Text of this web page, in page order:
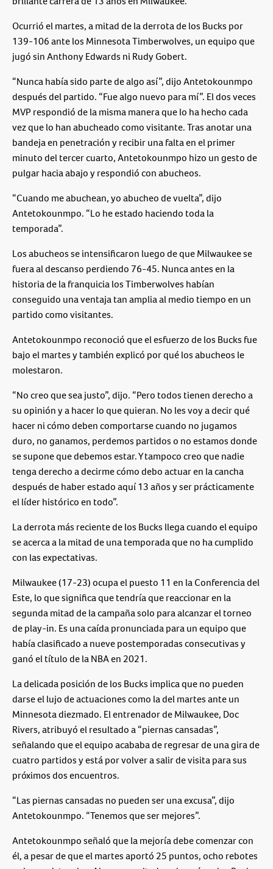
Ocurrió el martes, a mitad de la derrota de los Bucks por
139-106 ante los Minnesota Timberwolves, un equipo que
jugó sin Anthony Edwards ni Rudy Gobert.
“Nunca había sido parte de algo así”, dijo Antetokounmpo
después del partido. “Fue algo nuevo para mí”. El dos veces
MVP respondió de la misma manera que lo ha hecho cada
vez que lo han abucheado como visitante. Tras anotar una
bandeja en penetración y recibir una falta en el primer
minuto del tercer cuarto, Antetokounmpo hizo un gesto de
pulgar hacia abajo y respondió con abucheos.
“Cuando me abuchean, yo abucheo de vuelta”, dijo
Antetokounmpo. “Lo he estado haciendo toda la
temporada”.
Los abucheos se intensificaron luego de que Milwaukee se
fuera al descanso perdiendo 76-45. Nunca antes en la
historia de la franquicia los Timberwolves habían
conseguido una ventaja tan amplia al medio tiempo en un
partido como visitantes.
Antetokounmpo reconoció que el esfuerzo de los Bucks fue
bajo el martes y también explicó por qué los abucheos le
molestaron.
“No creo que sea justo”, dijo. “Pero todos tienen derecho a
su opinión y a hacer lo que quieran. No les voy a decir qué
hacer ni cómo deben comportarse cuando no jugamos
duro, no ganamos, perdemos partidos o no estamos donde
se supone que debemos estar. Y tampoco creo que nadie
tenga derecho a decirme cómo debo actuar en la cancha
después de haber estado aquí 13 años y ser prácticamente
el líder histórico en todo”.
La derrota más reciente de los Bucks llega cuando el equipo
se acerca a la mitad de una temporada que no ha cumplido
con las expectativas.
Milwaukee (17-23) ocupa el puesto 11 en la Conferencia del
Este, lo que significa que tendría que reaccionar en la
segunda mitad de la campaña solo para alcanzar el torneo
de play-in. Es una caída pronunciada para un equipo que
había clasificado a nueve postemporadas consecutivas y
ganó el título de la NBA en 2021.
La delicada posición de los Bucks implica que no pueden
darse el lujo de actuaciones como la del martes ante un
Minnesota diezmado. El entrenador de Milwaukee, Doc
Rivers, atribuyó el resultado a “piernas cansadas”,
señalando que el equipo acababa de regresar de una gira de
cuatro partidos y está por volver a salir de visita para sus
próximos dos encuentros.
“Las piernas cansadas no pueden ser una excusa”, dijo
Antetokounmpo. “Tenemos que ser mejores”.
Antetokounmpo señaló que la mejoría debe comenzar con
él, a pesar de que el martes aportó 25 puntos, ocho rebotes